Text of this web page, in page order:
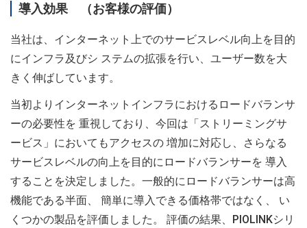
導入効果 （お客様の評価）
当社は、インターネット上でのサービスレベル向上を目的
にインフラ及びシ ステムの拡張を行い、ユーザー数を大
きく伸ばしています。
当初よりインターネットインフラにおけるロードバランサ
ーの必要性を 重視しており、今回は「ストリーミングサ
ービス」においてもアクセスの 増加に対応し、さらなる
サービスレベルの向上を目的にロードバランサーを 導入
することを決定しました。一般的にロードバランサーは高
機能である半面、 簡単に導入できる価格帯ではなく、 い
くつかの製品を評価しました。 評価の結果、PIOLINKシリ